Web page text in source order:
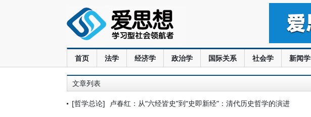
首页 法学 经济学 政治学 国际关系 社会学 新闻学
文章列表
[哲学总论] 卢春红：从“六经皆史”到“史即新经”：清代历史哲学的演进